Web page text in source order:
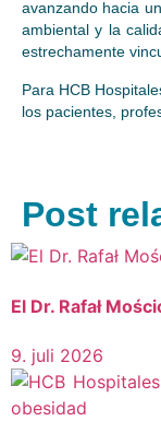
avanzando hacia
ambiental y la
estrechamente
Para HCB
los pacientes,
Post
El Dr. Rafał
9. juli 2026